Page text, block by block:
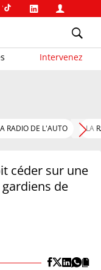
Intervenez
RADIO DE L'AUTO LA
céder sur une
de